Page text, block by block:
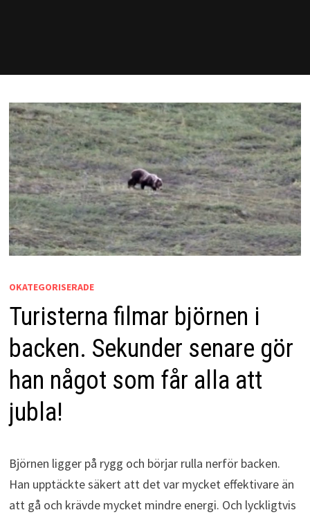
OKATEGORISERADE
Turisterna filmar björnen i
backen. Sekunder senare gör
han något som får alla att
jubla!
Björnen ligger på rygg och börjar rulla nerför backen.
Han upptäckte säkert att det var mycket effektivare än
att gå och krävde mycket mindre energi. Och lyckligtvis